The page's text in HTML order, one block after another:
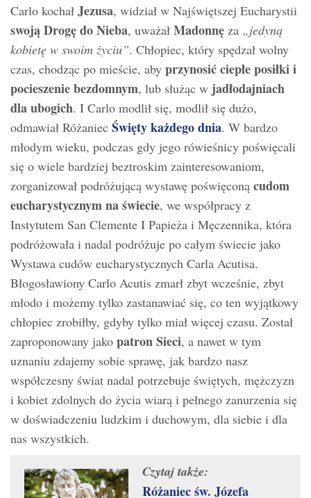
Carlo kochał Jezusa, widział w Najświętszej Eucharystii
swoją Drogę do Nieba, uważał Madonnę za „jedyną
kobietę w swoim życiu”. Chłopiec, który spędzał wolny
czas, chodząc po mieście, aby przynosić ciepłe posiłki i
pocieszenie bezdomnym, lub służąc w jadłodajniach
dla ubogich. I Carlo modlił się, modlił się dużo,
odmawiał Różaniec Święty każdego dnia. W bardzo
młodym wieku, podczas gdy jego rówieśnicy poświęcali
się o wiele bardziej beztroskim zainteresowaniom,
zorganizował podróżującą wystawę poświęconą cudom
eucharystycznym na świecie, we współpracy z
Instytutem San Clemente I Papieża i Męczennika, która
podróżowała i nadal podróżuje po całym świecie jako
Wystawa cudów eucharystycznych Carla Acutisa.
Błogosławiony Carlo Acutis zmarł zbyt wcześnie, zbyt
młodo i możemy tylko zastanawiać się, co ten wyjątkowy
chłopiec zrobiłby, gdyby tylko miał więcej czasu. Został
zaproponowany jako patron Sieci, a nawet w tym
uznaniu zdajemy sobie sprawę, jak bardzo nasz
współczesny świat nadal potrzebuje świętych, mężczyzn
i kobiet zdolnych do życia wiarą i pełnego zanurzenia się
w doświadczeniu ludzkim i duchowym, dla siebie i dla
nas wszystkich.
Czytaj także:
Różaniec św. Józefa